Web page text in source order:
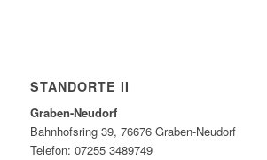
STANDORTE II
Graben-Neudorf
Bahnhofsring 39, 76676 Graben-Neudorf
Telefon: 07255 3489749